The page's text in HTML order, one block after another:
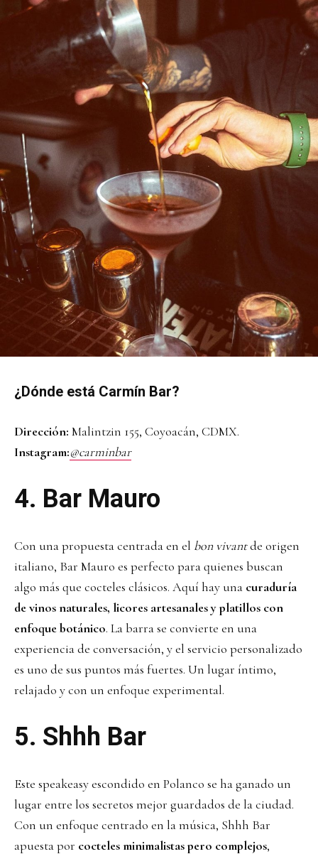
¿Dónde está Carmín Bar?
Dirección: Malintzin 155, Coyoacán, CDMX.
Instagram:@carminbar
4. Bar Mauro
Con una propuesta centrada en el bon vivantde origen
italiano, Bar Mauro es perfecto para quienes buscan
algo más que cocteles clásicos. Aquí hay una curaduría
de vinos naturales, licores artesanales y platillos con
enfoque botánico. La barra se convierte en una
experiencia de conversación, y el servicio personalizado
es uno de sus puntos más fuertes. Un lugar íntimo,
relajado y con un enfoque experimental.
5. Shhh Bar
Este speakeasy escondido en Polanco se ha ganado un
lugar entre los secretos mejor guardados de la ciudad.
Con un enfoque centrado en la música, Shhh Bar
apuesta por cocteles minimalistas pero complejos,